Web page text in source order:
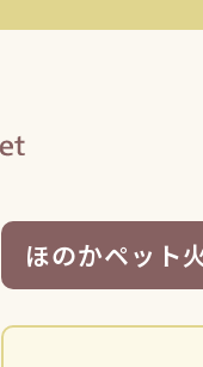
ほのかペット